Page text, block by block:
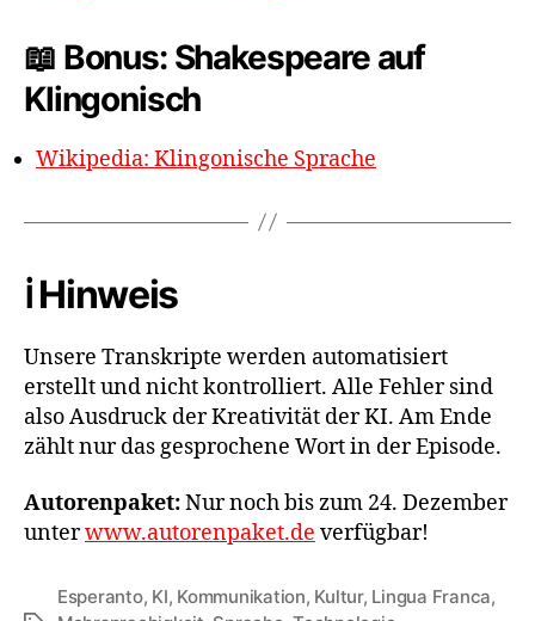
📖 Bonus: Shakespeare auf
Klingonisch
Wikipedia: Klingonische Sprache
ℹ️ Hinweis
Unsere Transkripte werden automatisiert
erstellt und nicht kontrolliert. Alle Fehler sind
also Ausdruck der Kreativität der KI. Am Ende
zählt nur das gesprochene Wort in der Episode.
Autorenpaket:Nur noch bis zum 24. Dezember
unterwww.autorenpaket.de verfügbar!
Esperanto, KI, Kommunikation, Kultur, Lingua Franca,